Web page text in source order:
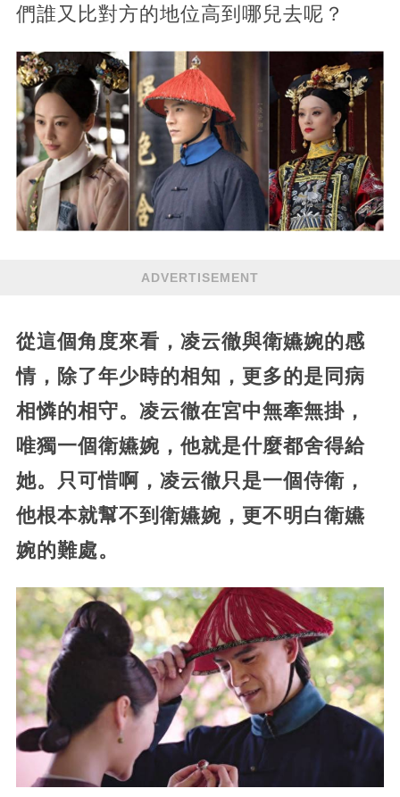
們誰又比對方的地位高到哪兒去呢？
ADVERTISEMENT
從這個角度來看，凌云徹與衛嬿婉的感
情，除了年少時的相知，更多的是同病
相憐的相守。凌云徹在宮中無牽無掛，
唯獨一個衛嬿婉，他就是什麼都舍得給
她。只可惜啊，凌云徹只是一個侍衛，
他根本就幫不到衛嬿婉，更不明白衛嬿
婉的難處。